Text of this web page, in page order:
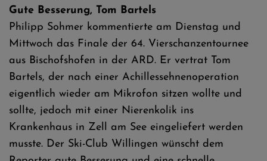
Gute Besserung, Tom Bartels
Philipp Sohmer kommentierte am Dienstag und
Mittwoch das Finale der 64. Vierschanzentournee
aus Bischofshofen in der ARD. Er vertrat Tom
Bartels, der nach einer Achillessehnenoperation
eigentlich wieder am Mikrofon sitzen wollte und
sollte, jedoch mit einer Nierenkolik ins
Krankenhaus in Zell am See eingeliefert werden
musste. Der Ski-Club Willingen wünscht dem